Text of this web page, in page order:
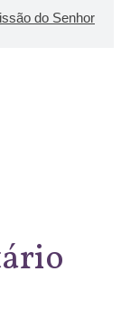
do Senhor